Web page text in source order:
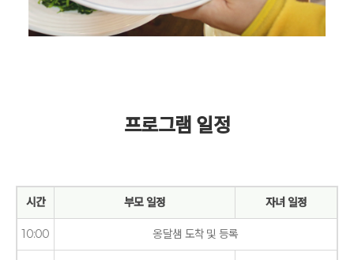
프로그램 일정
시간 부모 일정 자녀 일정
10:00 옹달샘 도착 및 등록